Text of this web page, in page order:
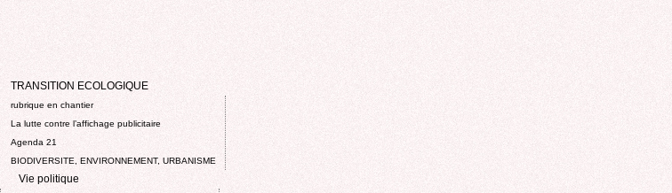
TRANSITION ECOLOGIQUE
rubrique en chantier
La lutte contre l’affichage publicitaire
Agenda 21
BIODIVERSITE, ENVIRONNEMENT, URBANISME
Vie politique